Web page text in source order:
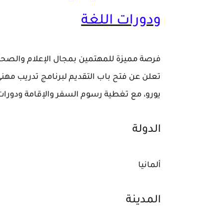
ودورات اللغة
فرصة مميزة للمهتمين بمجال الإعلام
تعلن عن فتح باب التقديم لبرنامج تدريب مهني مدفوع الأجر لعام 2026،
يورو، مع تغطية رسوم السفر والإقامة ودورات
الدولة
ألمانيا
المدينة